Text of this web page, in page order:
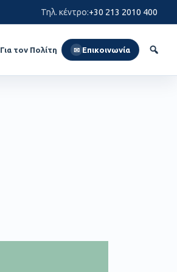
Τηλ. κέντρο:+30 213 2010 400
Για τον Πολίτη ✉ Επικοινωνία